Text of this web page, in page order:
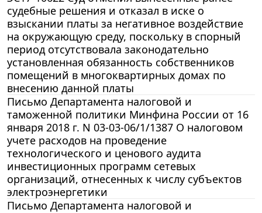
судебные решения и отказал в иске о
взыскании платы за негативное воздействие
на окружающую среду, поскольку в спорный
период отсутствовала законодательно
установленная обязанность собственников
помещений в многоквартирных домах по
внесению данной платы
Письмо Департамента налоговой и
таможенной политики Минфина России от 16
января 2018 г. N 03-03-06/1/1387 О налоговом
учете расходов на проведение
технологического и ценового аудита
инвестиционных программ сетевых
организаций, отнесенных к числу субъектов
электроэнергетики
Письмо Департамента налоговой и